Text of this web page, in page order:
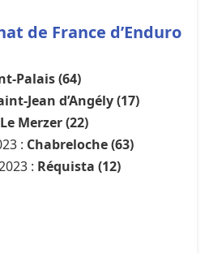
de France d’Enduro
Palais (64)
Jean d’Angély (17)
Le Merzer (22)
: Chabreloche (63)
: Réquista (12)